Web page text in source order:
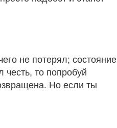
не потерял; состояние
то попробуй
Но если ты